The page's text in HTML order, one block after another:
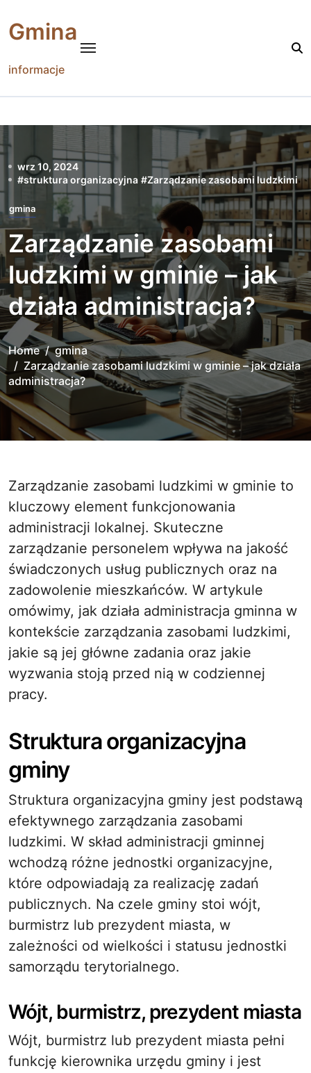
content
Gmina
informacje
wrz 10, 2024
#struktura organizacyjna #Zarządzanie zasobami ludzkimi
gmina
Zarządzanie zasobami
ludzkimi w gminie – jak
działa administracja?
Home
gmina
Zarządzanie zasobami ludzkimi w gminie – jak działa
administracja?
Zarządzanie zasobami ludzkimi w gminie to
kluczowy element funkcjonowania
administracji lokalnej. Skuteczne
zarządzanie personelem wpływa na jakość
świadczonych usług publicznych oraz na
zadowolenie mieszkańców. W artykule
omówimy, jak działa administracja gminna w
kontekście zarządzania zasobami ludzkimi,
jakie są jej główne zadania oraz jakie
wyzwania stoją przed nią w codziennej
pracy.
Struktura organizacyjna
gminy
Struktura organizacyjna gminy jest podstawą
efektywnego zarządzania zasobami
ludzkimi. W skład administracji gminnej
wchodzą różne jednostki organizacyjne,
które odpowiadają za realizację zadań
publicznych. Na czele gminy stoi wójt,
burmistrz lub prezydent miasta, w
zależności od wielkości i statusu jednostki
samorządu terytorialnego.
Wójt, burmistrz, prezydent miasta
Wójt, burmistrz lub prezydent miasta pełni
funkcję kierownika urzędu gminy i jest